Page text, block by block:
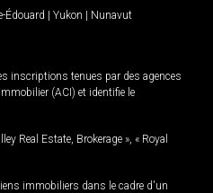
Édouard | Yukon | Nunavut
inscriptions tenues par des agences
(ACI) et identifie le
Real Estate, Brokerage », « Royal
immobiliers dans le cadre d'un